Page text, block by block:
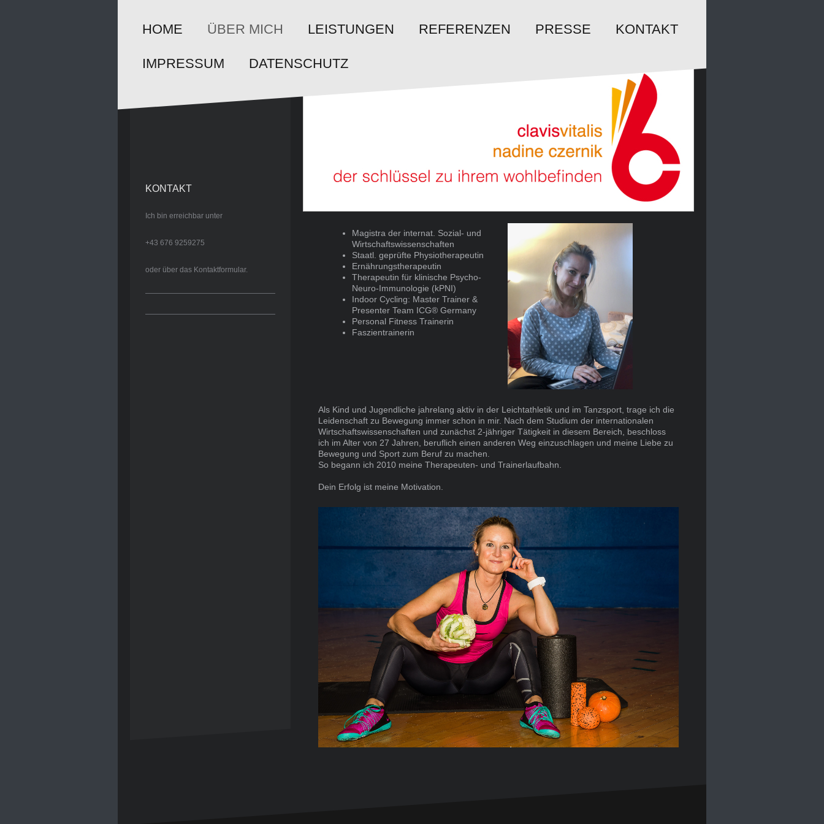
HOME ÜBER MICH LEISTUNGEN REFERENZEN PRESSE KONTAKT
IMPRESSUM DATENSCHUTZ
Magistra der internat. Sozial- und
Wirtschaftswissenschaften
Staatl. geprüfte Physiotherapeutin
Ernährungstherapeutin
Therapeutin für klinische Psycho-
Neuro-Immunologie (kPNI)
Indoor Cycling: Master Trainer &
Presenter Team ICG® Germany
Personal Fitness Trainerin
Faszientrainerin
Als Kind und Jugendliche jahrelang aktiv in der Leichtathletik und im Tanzsport, trage ich die
Leidenschaft zu Bewegung immer schon in mir. Nach dem Studium der internationalen
Wirtschaftswissenschaften und zunächst 2-jähriger Tätigkeit in diesem Bereich, beschloss
ich im Alter von 27 Jahren, beruflich einen anderen Weg einzuschlagen und meine Liebe zu
Bewegung und Sport zum Beruf zu machen.
So begann ich 2010 meine Therapeuten- und Trainerlaufbahn.
Dein Erfolg ist meine Motivation.
KONTAKT
Ich bin erreichbar unter
+43 676 9259275
oder über das Kontaktformular.